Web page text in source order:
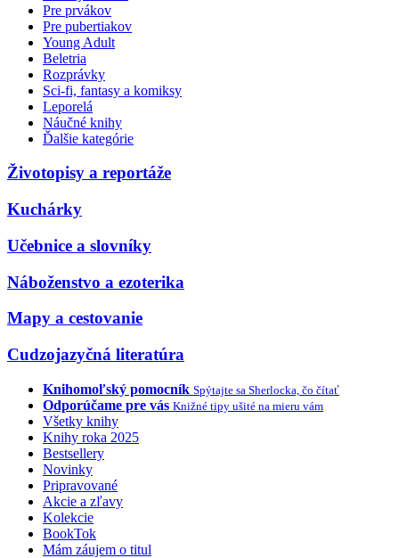
Pre prvákov
Pre pubertiakov
Young Adult
Beletria
Rozprávky
Sci-fi, fantasy a komiksy
Leporelá
Náučné knihy
Ďalšie kategórie
Životopisy a reportáže
Kuchárky
Učebnice a slovníky
Náboženstvo a ezoterika
Mapy a cestovanie
Cudzojazyčná literatúra
Knihomoľský pomocník Spýtajte sa Sherlocka, čo čítať
Odporúčame pre vás Knižné tipy ušité na mieru vám
Všetky knihy
Knihy roka 2025
Bestsellery
Novinky
Pripravované
Akcie a zľavy
Kolekcie
BookTok
Mám záujem o titul